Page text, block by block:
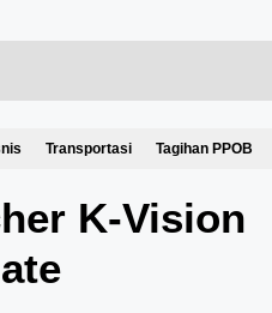
Transportasi Tagihan PPOB
K-Vision